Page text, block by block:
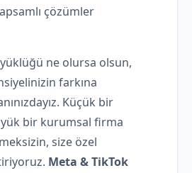
çözümler
ne olursa olsun,
farkına
Küçük bir
bir kurumsal firma
size özel
Meta & TikTok